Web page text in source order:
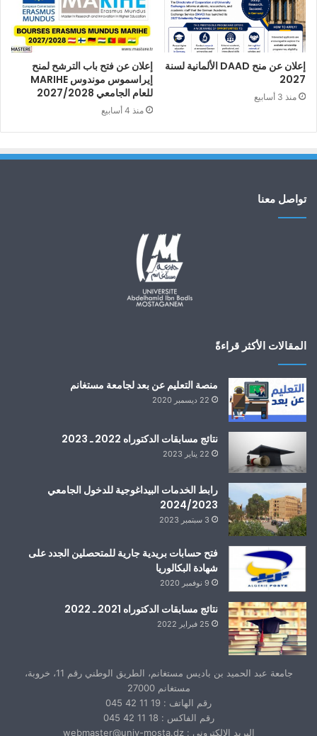
إعلان عن منح DAAD الألمانية لسنة
2027
منذ 3 أسابيع
إعلان عن فتح باب الترشح لمنح
إيراسموس موندوس MARIHE
للعام الجامعي 2027/2028
منذ 4 أسابيع
تواصل معنا
المقالات الأكثر قراءةً
منصة التعليم عن بعد لجامعة مستغانم
22 ديسمبر 2020
نتائج مسابقات الدكتوراه 2022 ـ 2023
22 يناير 2023
رابط الخدمات البيداغوجية للدخول الجامعي
2024/2023
3 سبتمبر 2023
فتح حسابات بريدية جارية للمتحصلين الجدد على
شهادة البكالوريا
9 نوفمبر 2020
نتائج مسابقات الدكتوراه 2021 ـ 2022
25 فبراير 2022
جامعة عبد الحميد بن باديس مستغانم، الطريق الوطني رقم 11، خروبة،
مستغانم 27000
رقم الهاتف : 19 11 42 045
رقم الفاكس : 18 11 42 045
البريد الإلكتروني : webmaster@univ-mosta.dz